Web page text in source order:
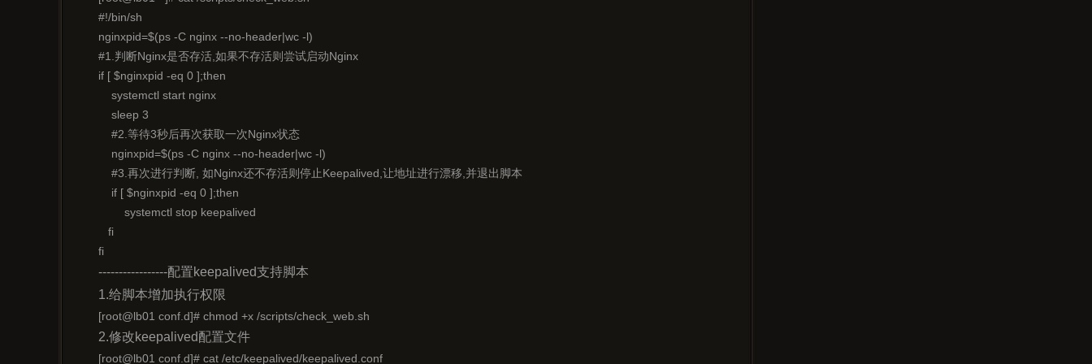
#!/bin/sh
nginxpid=$(ps -C nginx --no-header|wc -l)
#1.判断Nginx是否存活,如果不存活则尝试启动Nginx
if [ $nginxpid -eq 0 ];then
systemctl start nginx
sleep 3
#2.等待3秒后再次获取一次Nginx状态
nginxpid=$(ps -C nginx --no-header|wc -l)
#3.再次进行判断, 如Nginx还不存活则停止Keepalived,让地址进行漂移,并退出脚本
if [ $nginxpid -eq 0 ];then
systemctl stop keepalived
fi
fi
-----------------配置keepalived支持脚本
1.给脚本增加执行权限
[root@lb01 conf.d]# chmod +x /scripts/check_web.sh
2.修改keepalived配置文件
[root@lb01 conf.d]# cat /etc/keepalived/keepalived.conf